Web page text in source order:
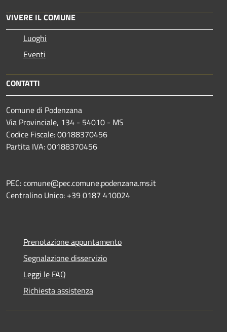
VIVERE IL COMUNE
Luoghi
Eventi
CONTATTI
Comune di Podenzana
Via Provinciale, 134 - 54010 - MS
Codice Fiscale: 00188370456
Partita IVA: 00188370456
PEC: comune@pec.comune.podenzana.ms.it
Centralino Unico: +39 0187 410024
Prenotazione appuntamento
Segnalazione disservizio
Leggi le FAQ
Richiesta assistenza